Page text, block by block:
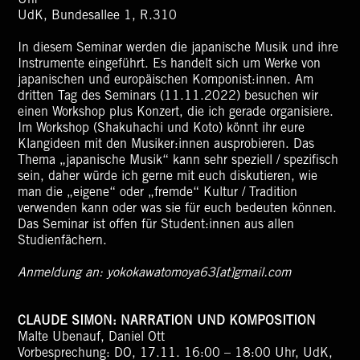
UdK, Bundesallee 1, R.310
In diesem Seminar werden die japanische Musik und ihre
Instrumente eingeführt. Es handelt sich um Werke von
japanischen und europäischen Komponist:innen. Am
dritten Tag des Seminars (11.11.2022) besuchen wir
einen Workshop plus Konzert, die ich gerade organisiere.
Im Workshop (Shakuhachi und Koto) könnt ihr eure
Klangideen mit den Musiker:innen ausprobieren. Das
Thema „japanische Musik“ kann sehr speziell / spezifisch
sein, daher würde ich gerne mit euch diskutieren, wie
man die „eigene“ oder „fremde“ Kultur / Tradition
verwenden kann oder was sie für euch bedeuten können.
Das Seminar ist offen für Student:innen aus allen
Studienfächern.
Anmeldung an: yokokawatomoya63[at]gmail.com
CLAUDE SIMON: NARRATION UND KOMPOSITION
Malte Ubenauf, Daniel Ott
Vorbesprechung: DO, 17.11. 16:00 – 18:00 Uhr, UdK,